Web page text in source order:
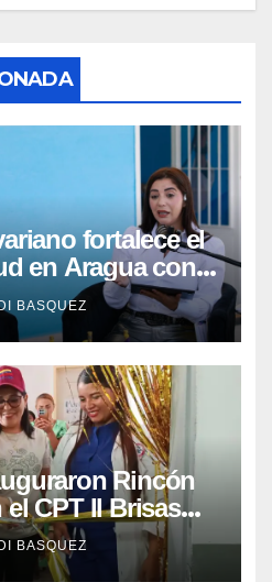
fortalece el
en Aragua con
del CDI La Mora
BASQUEZ
Rincón
el CPT II Brisas
​Inauguraron
BASQUEZ